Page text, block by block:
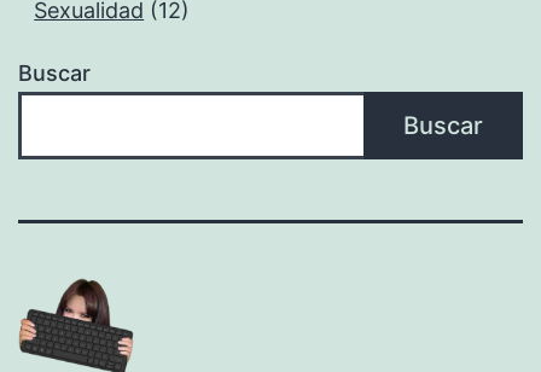
Sexualidad (12)
Buscar
Buscar